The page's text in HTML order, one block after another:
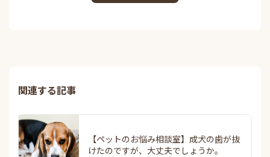
関連する記事
【ペットのお悩み相談室】成犬の歯が抜
けたのですが、大丈夫でしょうか。